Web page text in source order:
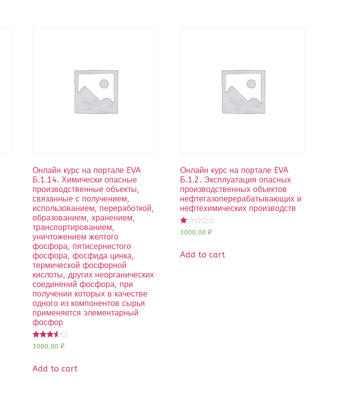
Онлайн курс на портале EVA
Б.1.14. Химически опасные
производственные объекты,
связанные с получением,
использованием, переработкой,
образованием, хранением,
транспортированием,
уничтожением желтого
фосфора, пятисернистого
фосфора, фосфида цинка,
термической фосфорной
кислоты, других неорганических
соединений фосфора, при
получении которых в качестве
одного из компонентов сырья
применяется элементарный
фосфор
Rated
3.33
3000,00₽
Add to cart
Онлайн курс на портале EVA
Б.1.2. Эксплуатация опасных
производственных объектов
нефтегазоперерабатывающих и
нефтехимических производств
Rated
1.00
of
5
3000,00₽
Add to cart